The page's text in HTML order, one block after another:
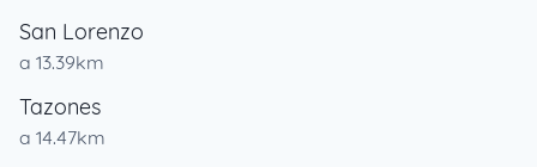
San Lorenzo
a 13.39km
Tazones
a 14.47km